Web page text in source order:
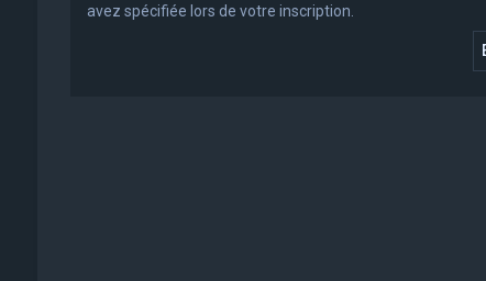
avez spécifiée lors de votre inscription.